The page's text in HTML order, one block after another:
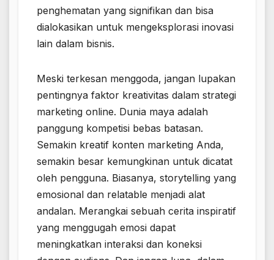
penghematan yang signifikan dan bisa
dialokasikan untuk mengeksplorasi inovasi
lain dalam bisnis.
Meski terkesan menggoda, jangan lupakan
pentingnya faktor kreativitas dalam strategi
marketing online. Dunia maya adalah
panggung kompetisi bebas batasan.
Semakin kreatif konten marketing Anda,
semakin besar kemungkinan untuk dicatat
oleh pengguna. Biasanya, storytelling yang
emosional dan relatable menjadi alat
andalan. Merangkai sebuah cerita inspiratif
yang menggugah emosi dapat
meningkatkan interaksi dan koneksi